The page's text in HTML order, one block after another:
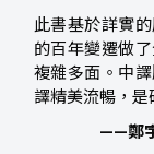
此書基於詳實
的百年變遷做
複雜多面。中
譯精美流暢，是
——鄭